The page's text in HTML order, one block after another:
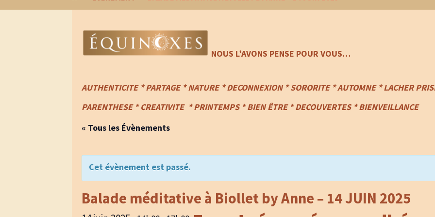
NOUS L’AVONS PENSE POUR VOUS…
AUTHENTICITE * PARTAGE * NATURE * DECONNEXION * SORORITE * AUTOMNE * LACHER
PARENTHESE *CREATIVITE * PRINTEMPS *BIEN ÊTRE * DECOUVERTES * BIENVEILLANCE
« Tous les Évènements
Cet évènement est passé.
Balade méditative à Biollet by Anne – 14 JUIN 2025